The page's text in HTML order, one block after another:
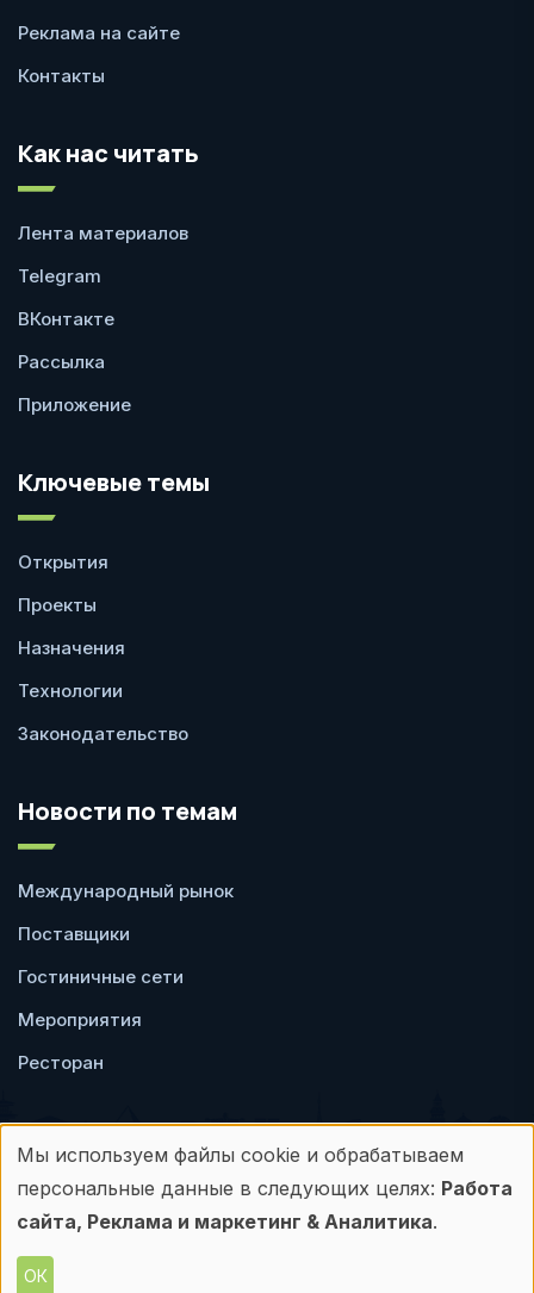
Реклама на сайте
Контакты
Как нас читать
Лента материалов
Telegram
ВКонтакте
Рассылка
Приложение
Ключевые темы
Открытия
Проекты
Назначения
Технологии
Законодательство
Новости по темам
Международный рынок
Поставщики
Гостиничные сети
Мероприятия
Ресторан
Пользовательское
соглашение
Политика
конфиденциальности
Использование
персональных
данных
Мы используем файлы cookie и обрабатываем
персональные данные в следующих целях: Работа
сайта, Реклама и маркетинг & Аналитика.
ОК